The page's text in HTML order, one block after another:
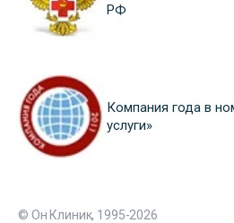
РФ
Компания года в
услуги»
© Он Клиник, 1995-2026